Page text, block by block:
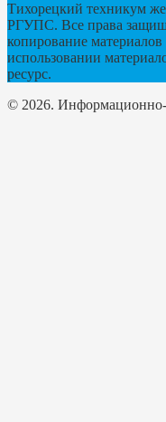
Тихорецкий техникум
РГУПС. Все права
копирование
использовании
ресурс.
© 2026.